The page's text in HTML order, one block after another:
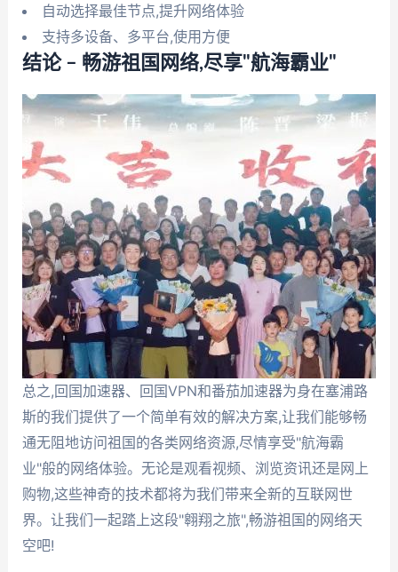
自动选择最佳节点,提升网络体验
支持多设备、多平台,使用方便
结论 – 畅游祖国网络,尽享"航海霸业"
总之,回国加速器、回国VPN和番茄加速器为身在塞浦路
斯的我们提供了一个简单有效的解决方案,让我们能够畅
通无阻地访问祖国的各类网络资源,尽情享受"航海霸
业"般的网络体验。无论是观看视频、浏览资讯还是网上
购物,这些神奇的技术都将为我们带来全新的互联网世
界。让我们一起踏上这段"翱翔之旅",畅游祖国的网络天
空吧!